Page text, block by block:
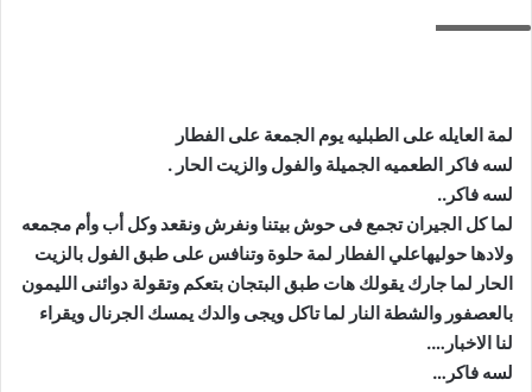
لمة العايله على الطبليه يوم الجمعة على الفطار
لسه فاكر الطعميه الجميلة والفول والزيت الحار .
لسه فاكر..
لما كل الجيران تجمع فى حوش بيتنا ونفرش ونقعد وكل أب وأم مجمعه
ولادها حوليهاعلي الفطار لمة حلوة وتنافس على طبق الفول بالزيت
الحار لما جارك يقولك هات طبق البتجان بتعكم وتقولة دوائنى الليمون
بالعصفور والشطة النار لما تاكل ويجى والدك يمسك الجرنال ويقراء
لنا الاخبار….
لسه فاكر…